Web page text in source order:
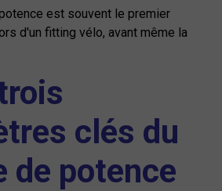
est souvent le premier
d'un fitting vélo, avant même la
clés du
de potence